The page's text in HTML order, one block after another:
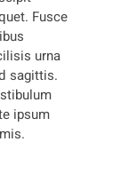
Fusce
urna
sagittis.
ipsum